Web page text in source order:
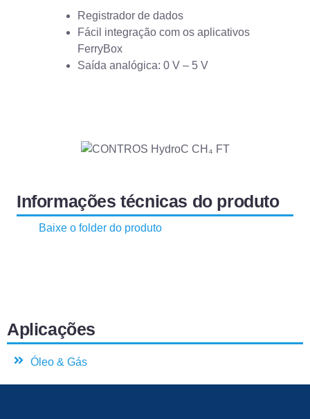
Registrador de dados
Fácil integração com os aplicativos
FerryBox
Saída analógica: 0 V – 5 V
Informações técnicas do produto
Baixe o folder do produto
Aplicações
Óleo & Gás